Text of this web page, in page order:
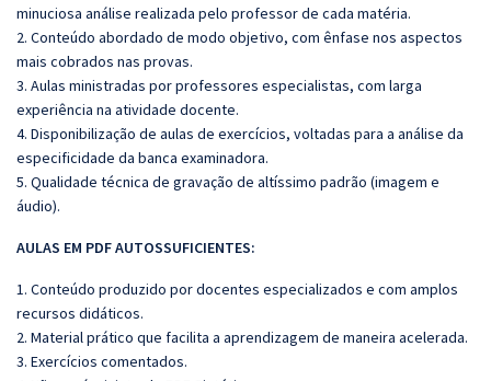
minuciosa análise realizada pelo professor de cada matéria.
2. Conteúdo abordado de modo objetivo, com ênfase nos aspectos
mais cobrados nas provas.
3. Aulas ministradas por professores especialistas, com larga
experiência na atividade docente.
4. Disponibilização de aulas de exercícios, voltadas para a análise da
especificidade da banca examinadora.
5. Qualidade técnica de gravação de altíssimo padrão (imagem e
áudio).
AULAS EM PDF AUTOSSUFICIENTES:
1. Conteúdo produzido por docentes especializados e com amplos
recursos didáticos.
2. Material prático que facilita a aprendizagem de maneira acelerada.
3. Exercícios comentados.